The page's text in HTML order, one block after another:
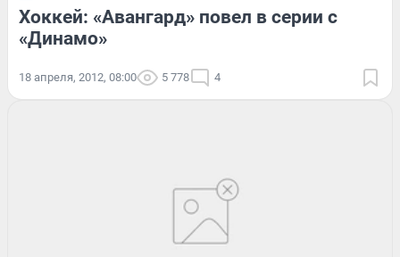
Хоккей: «Авангард» повел в серии с
«Динамо»
18 апреля, 2012, 08:00 5 778 4